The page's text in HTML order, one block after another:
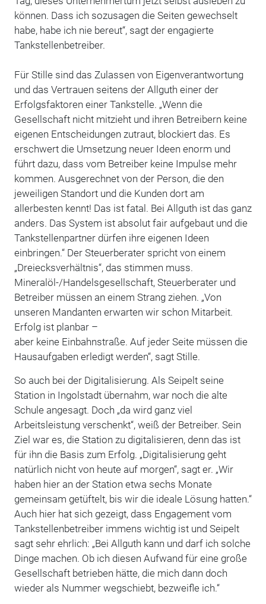
können. Dass ich sozusagen die Seiten gewechselt
habe, habe ich nie bereut“, sagt der engagierte
Tankstellenbetreiber.
Für Stille sind das Zulassen von Eigenverantwortung
und das Vertrauen seitens der Allguth einer der
Erfolgsfaktoren einer Tankstelle. „Wenn die
Gesellschaft nicht mitzieht und ihren Betreibern keine
eigenen Entscheidungen zutraut, blockiert das. Es
erschwert die Umsetzung neuer Ideen enorm und
führt dazu, dass vom Betreiber keine Impulse mehr
kommen. Ausgerechnet von der Person, die den
jeweiligen Standort und die Kunden dort am
allerbesten kennt! Das ist fatal. Bei Allguth ist das ganz
anders. Das System ist absolut fair aufgebaut und die
Tankstellenpartner dürfen ihre eigenen Ideen
einbringen.“ Der Steuerberater spricht von einem
„Dreiecksverhältnis“, das stimmen muss.
Mineralöl-/Handelsgesellschaft, Steuerberater und
Betreiber müssen an einem Strang ziehen. „Von
unseren Mandanten erwarten wir schon Mitarbeit.
Erfolg ist planbar –
aber keine Einbahnstraße. Auf jeder Seite müssen die
Hausaufgaben erledigt werden“, sagt Stille.
So auch bei der Digitalisierung. Als Seipelt seine
Station in Ingolstadt übernahm, war noch die alte
Schule angesagt. Doch „da wird ganz viel
Arbeitsleistung verschenkt“, weiß der Betreiber. Sein
Ziel war es, die Station zu digitalisieren, denn das ist
für ihn die Basis zum Erfolg. „Digitalisierung geht
natürlich nicht von heute auf morgen“, sagt er. „Wir
haben hier an der Station etwa sechs Monate
gemeinsam getüftelt, bis wir die ideale Lösung hatten.“
Auch hier hat sich gezeigt, dass Engagement vom
Tankstellenbetreiber immens wichtig ist und Seipelt
sagt sehr ehrlich: „Bei Allguth kann und darf ich solche
Dinge machen. Ob ich diesen Aufwand für eine große
Gesellschaft betrieben hätte, die mich dann doch
wieder als Nummer wegschiebt, bezweifle ich.“